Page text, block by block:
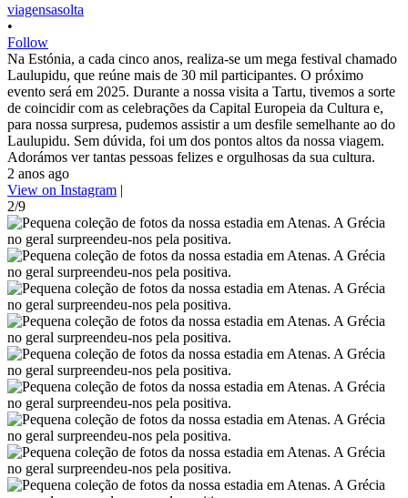
viagensasolta
•
Follow
Na Estónia, a cada cinco anos, realiza-se um mega festival chamado
Laulupidu, que reúne mais de 30 mil participantes. O próximo
evento será em 2025. Durante a nossa visita a Tartu, tivemos a sorte
de coincidir com as celebrações da Capital Europeia da Cultura e,
para nossa surpresa, pudemos assistir a um desfile semelhante ao do
Laulupidu. Sem dúvida, foi um dos pontos altos da nossa viagem.
Adorámos ver tantas pessoas felizes e orgulhosas da sua cultura.
2 anos ago
View on Instagram |
2/9